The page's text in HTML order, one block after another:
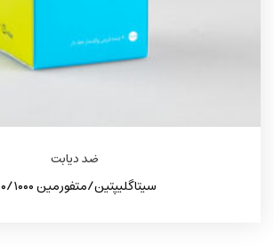
ضد دیابت
سیتاگلیپتین/متفورمین ۵۰/۱۰۰۰